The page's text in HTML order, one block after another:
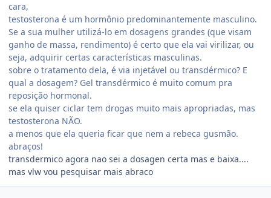
cara,
testosterona é um hormônio predominantemente masculino.
Se a sua mulher utilizá-lo em dosagens grandes (que visam
ganho de massa, rendimento) é certo que ela vai virilizar, ou
seja, adquirir certas características masculinas.
sobre o tratamento dela, é via injetável ou transdérmico? E
qual a dosagem? Gel transdérmico é muito comum pra
reposição hormonal.
se ela quiser ciclar tem drogas muito mais apropriadas, mas
testosterona NÃO.
a menos que ela queria ficar que nem a rebeca gusmão.
abraços!
transdermico agora nao sei a dosagen certa mas e baixa....
mas vlw vou pesquisar mais abraco